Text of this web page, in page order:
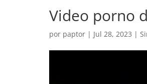
Video porno
por paptor | Jul 28, 2023 |